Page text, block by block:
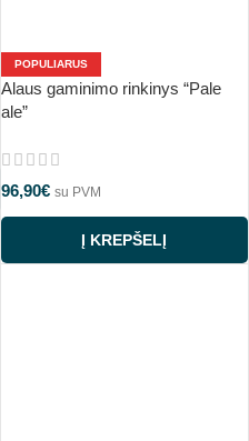
POPULIARUS
Alaus gaminimo rinkinys “Pale
ale”
96,90€ su PVM
Į KREPŠELĮ